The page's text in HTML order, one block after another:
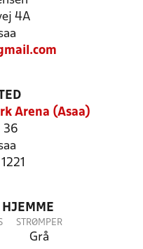
4A
Arena (Asaa)
36
HJEMME
STRØMPER
Grå